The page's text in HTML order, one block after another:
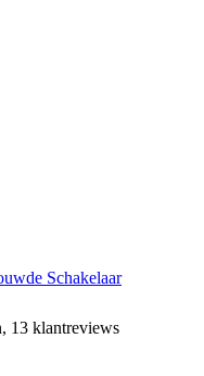
Schakelaar
13 klantreviews